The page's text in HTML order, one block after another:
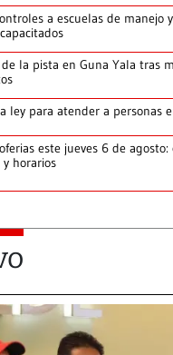
a escuelas de manejo
la pista en Guna Yala tras
ley para atender a personas
este jueves 6 de agosto:
horarios